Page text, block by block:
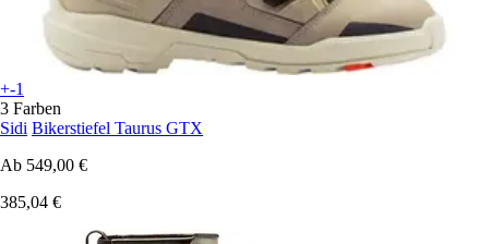
+-1
3 Farben
Sidi Bikerstiefel Taurus GTX
Ab 549,00 €
385,04 €